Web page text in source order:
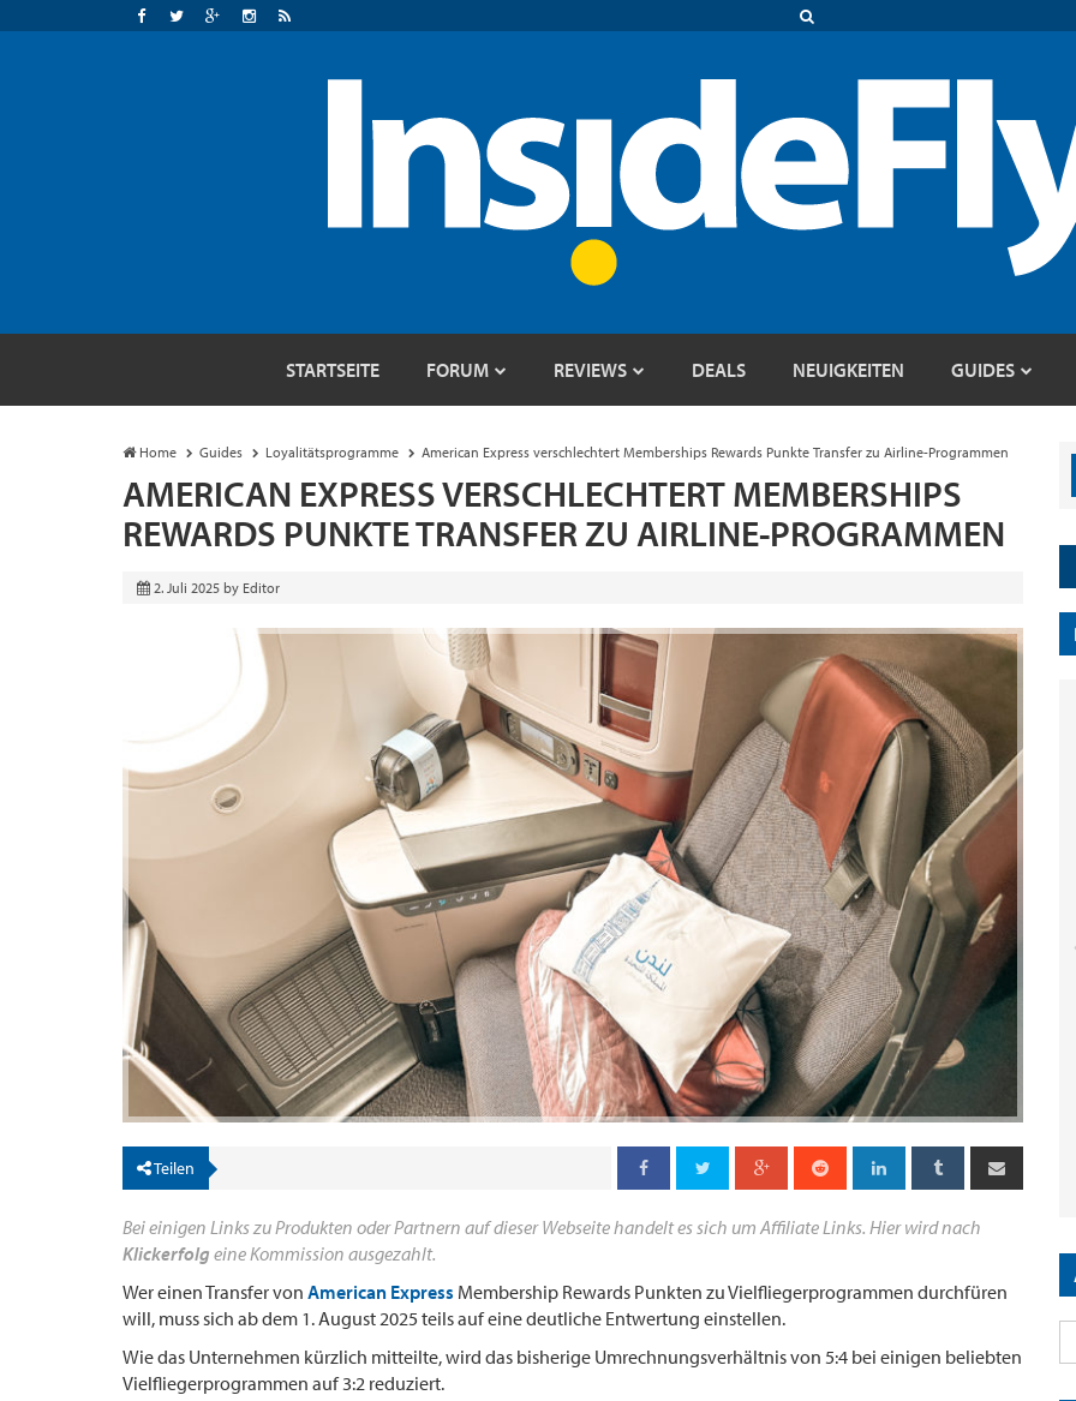
STARTSEITE FORUM REVIEWS DEALS NEUIGKEITEN GUIDES
Home Guides Loyalitätsprogramme American Express verschlechtert Memberships Rewards Punkte Transfer zu Airline-Programmen
AMERICAN EXPRESS VERSCHLECHTERT MEMBERSHIPS
REWARDS PUNKTE TRANSFER ZU AIRLINE-PROGRAMMEN
2. Juli 2025 by Editor
Teilen
Bei einigen Links zu Produkten oder Partnern auf dieser Webseite handelt es sich um Affiliate Links. Hier wird nach
Klickerfolg eine Kommission ausgezahlt.
Wer einen Transfer von American Express Membership Rewards Punkten zu Vielfliegerprogrammen durchfüren
will, muss sich ab dem 1. August 2025 teils auf eine deutliche Entwertung einstellen.
Wie das Unternehmen kürzlich mitteilte, wird das bisherige Umrechnungsverhältnis von 5:4 bei einigen beliebten
Vielfliegerprogrammen auf 3:2 reduziert.